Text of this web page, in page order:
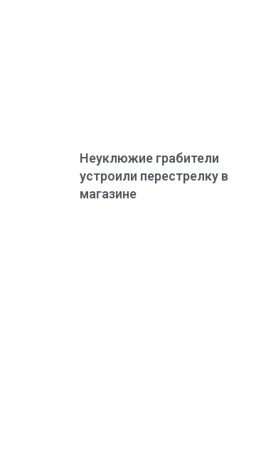
Неуклюжие грабители
устроили перестрелку в
магазине